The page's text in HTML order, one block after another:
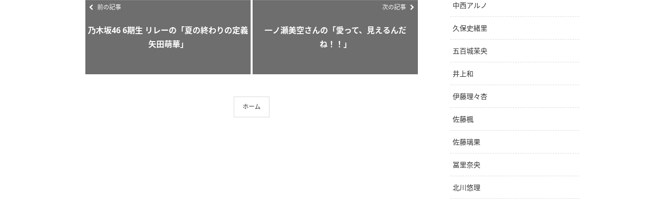
前の記事
乃木坂46 6期生 リレーの「夏の終わりの定義
矢田萌華」
次の記事
一ノ瀬美空さんの「愛って、見えるんだ
ね！！」
ホーム
中西アルノ
久保史緒里
五百城茉央
井上和
伊藤理々杏
佐藤楓
佐藤璃果
冨里奈央
北川悠理